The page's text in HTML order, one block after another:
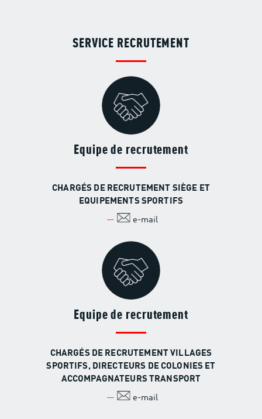
SERVICE RECRUTEMENT
Equipe de recrutement
CHARGÉS DE RECRUTEMENT SIÈGE ET
EQUIPEMENTS SPORTIFS
e-mail
Equipe de recrutement
CHARGÉS DE RECRUTEMENT VILLAGES
SPORTIFS, DIRECTEURS DE COLONIES ET
ACCOMPAGNATEURS TRANSPORT
e-mail